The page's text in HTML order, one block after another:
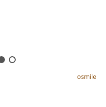
osmile